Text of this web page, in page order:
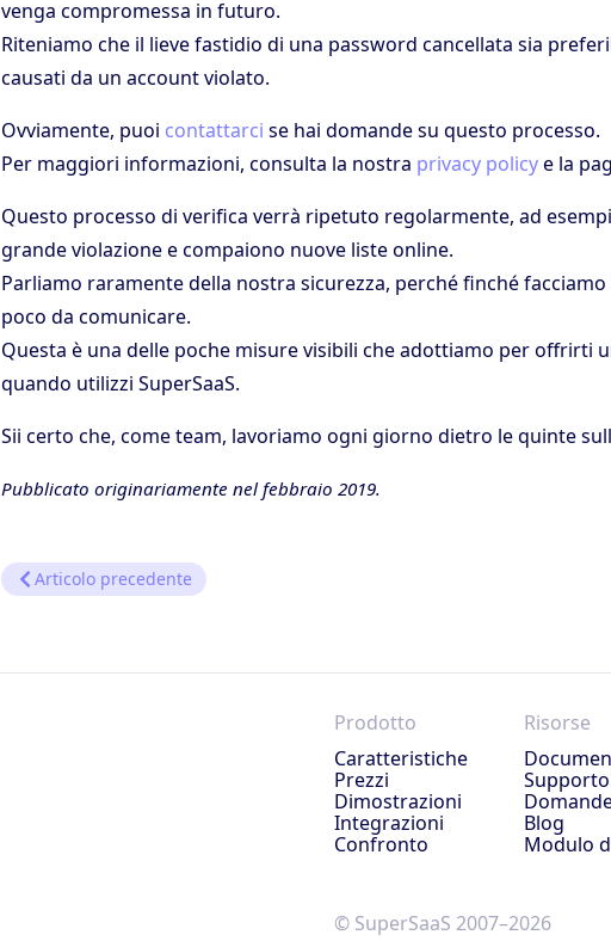
venga compromessa in futuro.
Riteniamo che il lieve fastidio di una password cancellata sia
causati da un account violato.
Ovviamente, puoi contattarci se hai domande su questo processo.
Per maggiori informazioni, consulta la nostra privacy policye la
Questo processo di verifica verrà ripetuto regolarmente, ad
grande violazione e compaiono nuove liste online.
Parliamo raramente della nostra sicurezza, perché finché facciamo
poco da comunicare.
Questa è una delle poche misure visibili che adottiamo per offrirti
quando utilizzi SuperSaaS.
Sii certo che, come team, lavoriamo ogni giorno dietro le quinte
Pubblicato originariamente nel febbraio 2019.
Articolo precedente
Prodotto
Caratteristiche
Prezzi
Dimostrazioni
Integrazioni
Confronto
Risorse
Supporto
Blog
Modulo
© SuperSaaS 2007–2026